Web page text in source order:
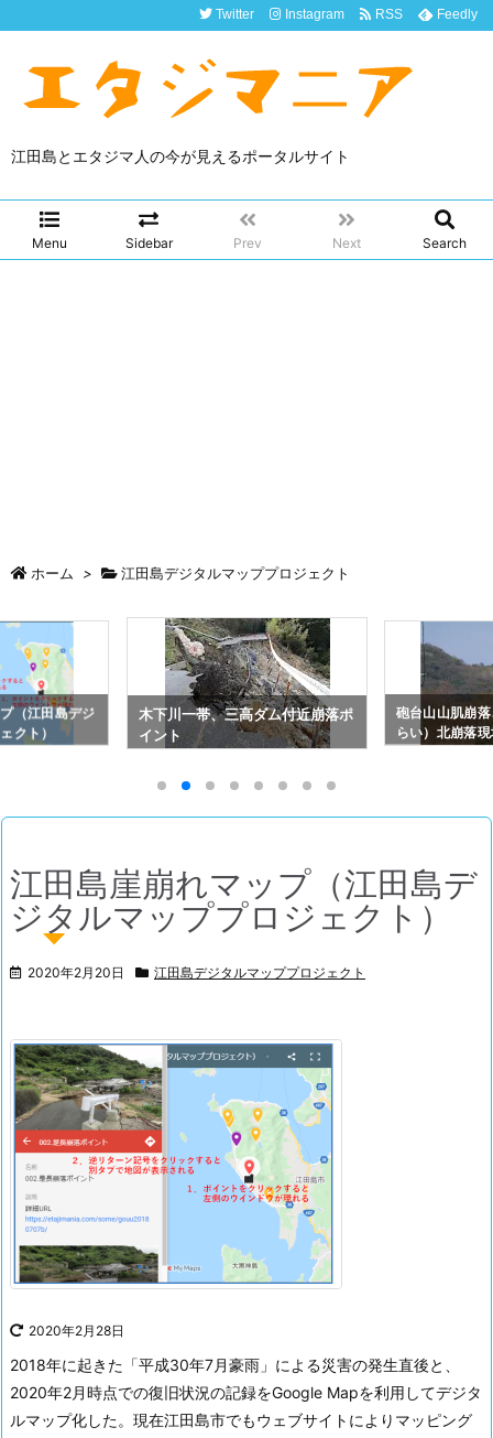
江田島とエタジマ人の今が見えるポータルサイト
Menu Sidebar Prev Next Search
Twitter Instagram RSS Feedly
ホーム > 江田島デジタルマッププロジェクト
（江田島デジ
クト）
木下川一帯、三高ダム付近崩落ポ
イント
砲台山山肌崩
らい）北崩落
江田島崖崩れマップ（江田島デ
ジタルマッププロジェクト）
2020年2月20日 江田島デジタルマッププロジェクト
2020年2月28日
2018年に起きた「平成30年7月豪雨」による災害の発生直後と、
2020年2月時点での復旧状況の記録をGoogle Mapを利用してデジタ
ルマップ化した。 現在江田島市でもウェブサイトによりマッピング